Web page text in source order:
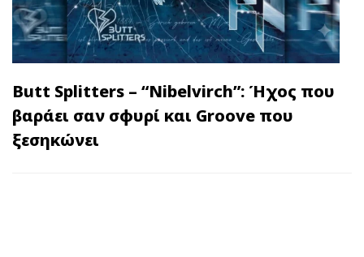
Butt Splitters – “Nibelvirch”: Ήχος που
βαράει σαν σφυρί και Groove που
ξεσηκώνει